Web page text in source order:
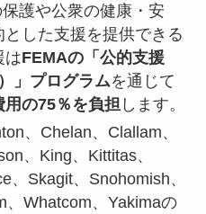
護や公衆の健康・安
した支援を提供できる
はFEMAの「公的支援
」プログラムを通じて
用の75％を負担します。
、Chelan、Clallam、
、King、Kittitas、
、Skagit、Snohomish、
、Whatcom、Yakimaの